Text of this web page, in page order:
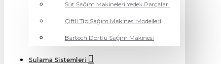
Süt Sağım Makineleri Yedek Parçaları
Çiftli Tip Sağım Makinesi Modelleri
Bartech Dörtlü Sağım Makinesi
Sulama Sistemleri